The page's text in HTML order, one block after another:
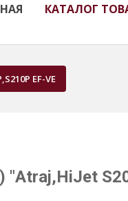
КАТАЛОГ
EF-VE